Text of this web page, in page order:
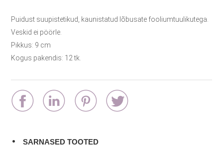
Puidust suupistetikud, kaunistatud lõbusate fooliumtuulikutega.
Veskid ei pöörle.
Pikkus: 9 cm
Kogus pakendis: 12 tk.
SARNASED TOOTED